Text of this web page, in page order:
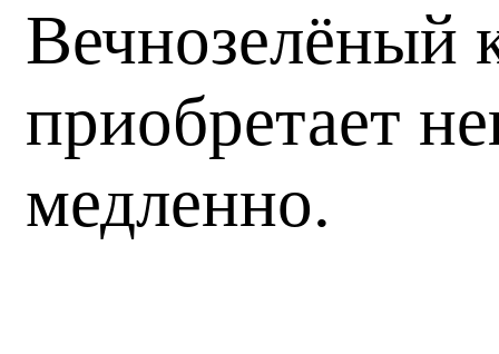
Вечнозелёный
приобретает
медленно.